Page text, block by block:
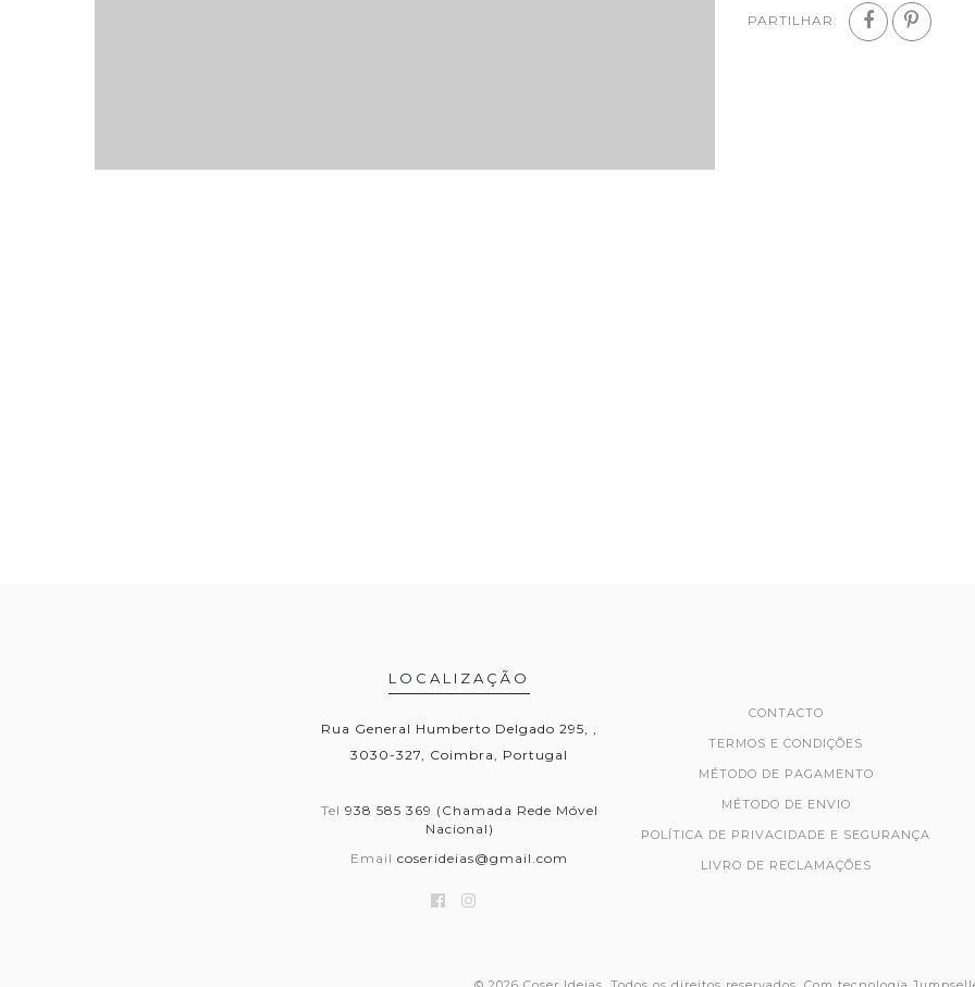
PARTILHAR:
LOCALIZAÇÃO
Rua General Humberto Delgado 295, ,
3030-327, Coimbra, Portugal
Tel 938 585 369 (Chamada Rede Móvel
Nacional)
Email coserideias@gmail.com
CONTACTO
TERMOS E CONDIÇÕES
MÉTODO DE PAGAMENTO
MÉTODO DE ENVIO
POLÍTICA DE PRIVACIDADE E SEGURANÇA
LIVRO DE RECLAMAÇÕES